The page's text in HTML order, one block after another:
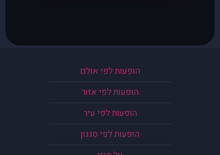
הופעות לפי אולם
הופעות לפי אזור
הופעות לפי עיר
הופעות לפי סגנון